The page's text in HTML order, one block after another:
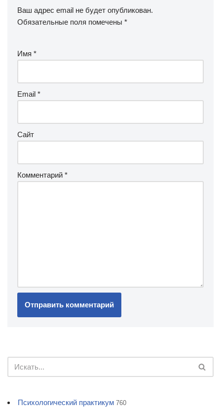
Ваш адрес email не будет опубликован.
Обязательные поля помечены *
Имя *
Email *
Сайт
Комментарий *
Психологический практикум 760